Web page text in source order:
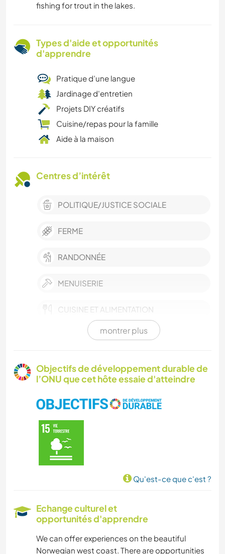
fishing for trout in the lakes.
Types d'aide et opportunités
d'apprendre
Pratique d’une langue
Jardinage d'entretien
Projets DIY créatifs
Cuisine/repas pour la famille
Aide à la maison
Centres d’intérêt
POLITIQUE/JUSTICE SOCIALE
FERME
RANDONNÉE
MENUISERIE
CUISINE ET ALIMENTATION
ANIMAUX
montrer plus
Objectifs de développement durable de
l’ONU que cet hôte essaie d'atteindre
Qu'est-ce que c'est ?
Echange culturel et
opportunités d'apprendre
We can offer experiences on the beautiful
Norwegian west coast. There are opportunities